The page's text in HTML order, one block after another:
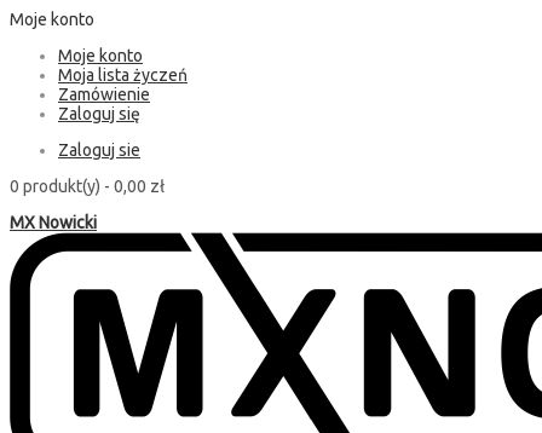
Moje konto
Moje konto
Moja lista życzeń
Zamówienie
Zaloguj się
Zaloguj sie
0 produkt(y) - 0,00 zł
MX Nowicki